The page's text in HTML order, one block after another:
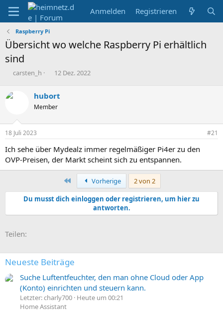
Anmelden Registrieren
Raspberry Pi
Übersicht wo welche Raspberry Pi erhältlich
sind
E
t
l
e
carsten_h
E
t
e
l
m
12 Dez. 2022
hubort
Member
18 Juli 2023 #21
Ich sehe über Mydealz immer regelmäßiger Pi4er zu den
OVP-Preisen, der Markt scheint sich zu entspannen.
Erste Vorherige
2 von 2
Du musst dich einloggen oder registrieren, um hier zu
antworten.
Teilen:
Neueste Beiträge
Suche Luftentfeuchter, den man ohne Cloud oder App
(Konto) einrichten und steuern kann.
Letzter: charly700 Heute um 00:21
Home Assistant